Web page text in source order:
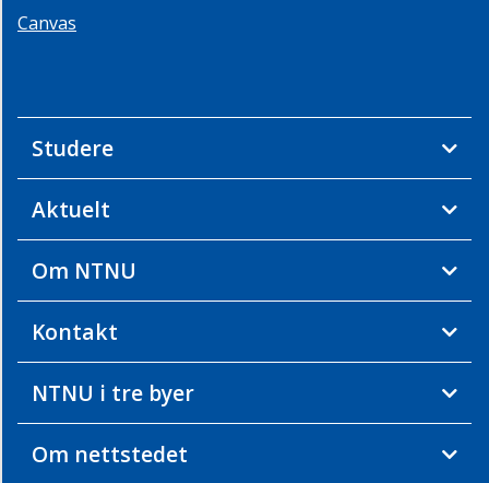
Canvas
Studere
Aktuelt
Om NTNU
Kontakt
NTNU i tre byer
Om nettstedet